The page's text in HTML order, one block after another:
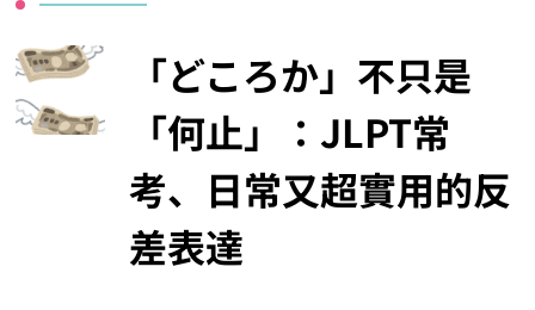
「どころか」不只是
「何止」：JLPT常
考、日常又超實用的反
差表達